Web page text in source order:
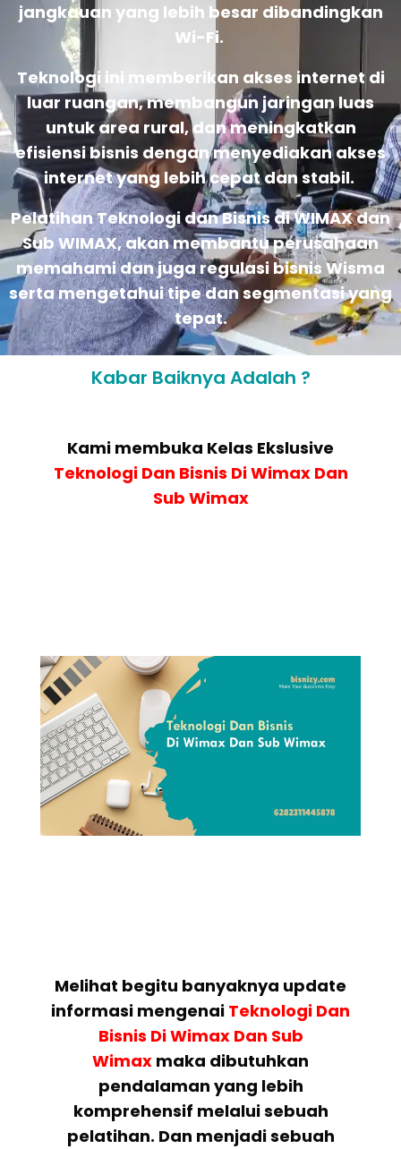
jangkauan yang lebih besar dibandingkan
Wi-Fi.
Teknologi ini memberikan akses internet di
luar ruangan, membangun jaringan luas
untuk area rural, dan meningkatkan
efisiensi bisnis dengan menyediakan akses
internet yang lebih cepat dan stabil.
Pelatihan Teknologi dan Bisnis di WIMAX dan
Sub WIMAX, akan membantu perusahaan
memahami dan juga regulasi bisnis Wisma
serta mengetahui tipe dan segmentasi yang
tepat.
Kabar Baiknya Adalah ?
Kami membuka Kelas Ekslusive
Teknologi Dan Bisnis Di Wimax Dan
Sub Wimax
Melihat begitu banyaknya update
informasi mengenai Teknologi Dan
Bisnis Di Wimax Dan Sub
Wimax maka dibutuhkan
pendalaman yang lebih
komprehensif melalui sebuah
pelatihan. Dan menjadi sebuah